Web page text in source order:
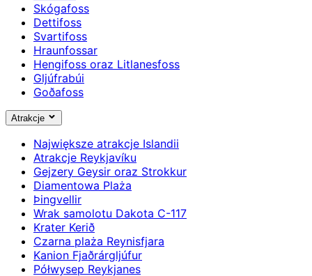
Skógafoss
Dettifoss
Svartifoss
Hraunfossar
Hengifoss oraz Litlanesfoss
Gljúfrabúi
Goðafoss
Atrakcje
Największe atrakcje Islandii
Atrakcje Reykjavíku
Gejzery Geysir oraz Strokkur
Diamentowa Plaża
Þingvellir
Wrak samolotu Dakota C-117
Krater Kerið
Czarna plaża Reynisfjara
Kanion Fjaðrárgljúfur
Półwysep Reykjanes